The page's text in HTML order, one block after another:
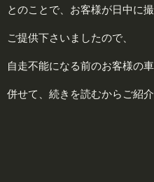
とのことで、お客様が日中に
ご提供下さいましたので、
自走不能になる前のお客様の
併せて、続きを読むからご紹介